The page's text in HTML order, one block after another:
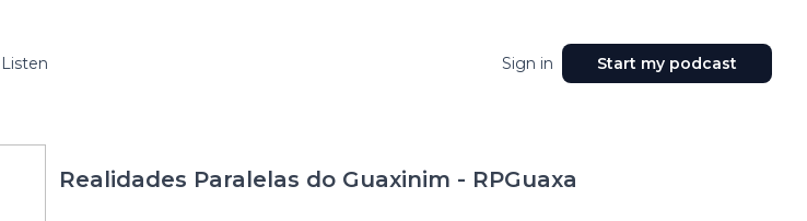
Listen Sign in Start my podcast
Realidades Paralelas do Guaxinim - RPGuaxa